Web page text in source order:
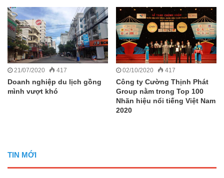
21/07/2020 417
Doanh nghiệp du lịch gồng
mình vượt khó
02/10/2020 417
Công ty Cường Thịnh Phát
Group nằm trong Top 100
Nhãn hiệu nổi tiếng Việt Nam
2020
TIN MỚI